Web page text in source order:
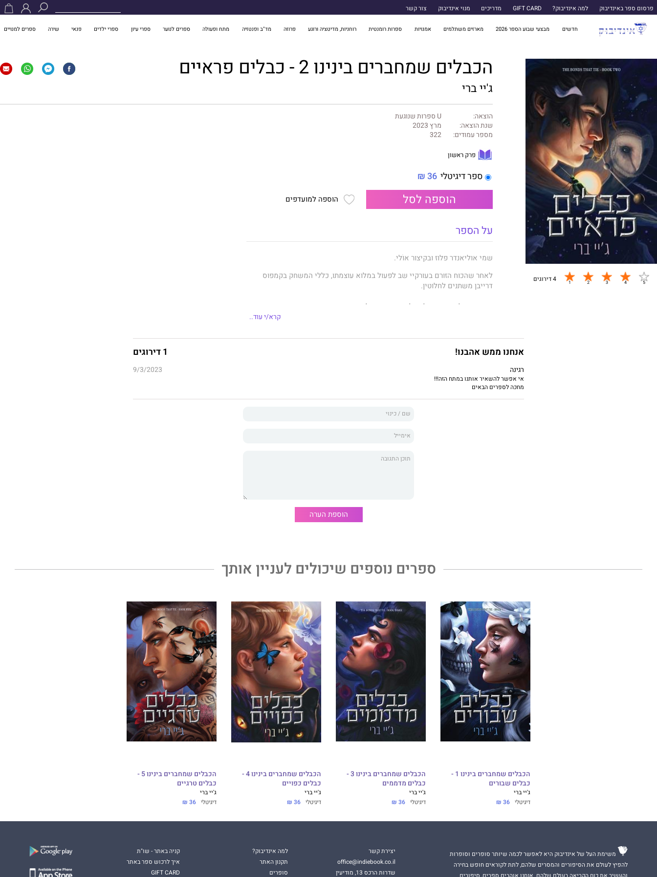
פרסום ספר באינדיבוק למה אינדיבוק? GIFT CARD מדריכים מנוי אינדיבוק צור קשר
חדשים מבצעי שבוע הספר 2026 מארזים משתלמים אמנויות ספרות רומנטית רוחניות, מדיטציה ורוגע פרוזה מד"ב ופנטזיה מתח ופעולה ספרים לנוער ספרי עיון ספרי ילדים פנאי שירה ספרים למנויים
4 דירוגים
הכבלים שמחברים בינינו 2 - כבלים פראיים
ג'יי ברי
הוצאה:
U ספרות שנוגעת
שנת הוצאה:
מרץ 2023
מספר עמודים:
322
פרק ראשון
ספר דיגיטלי 36 ₪
הוספה לסל הוספה למועדפים
על הספר
שמי אוליאנדר פלוז ובקיצור אוֹלי.
לאחר שהכוח הזורם בעורקיי שב לפעול במלוא עוצמתו, כללי המשחק בקמפוס
דרייבן משתנים לחלוטין.
בעקבות גילוי האמת על יכולותיי, אני כבר לא הדחויה חסרת הכוח.
כבר לא הקורבן לבריונות מצד שאר הסטודנטים, וכבר לא הבוגדת שהעזה לברוח
אבל זה לא אומר שאין לי בעיות אחרות… והן חמורות הרבה יותר.
כשהגורל משחק תפקיד בחיי ומאלץ אותי להתחבר יותר ויותר אל הכבולים שלי, אני
נלחמת בשיניים ובציפורניים כדי לרסן את התשוקות ואת היצרים שמשתלטים עליי
נישא להתרחק מהם הולך וגובר.
כוחות ההתנגדות קרובים מאי פעם ואני כבר לא יודעת על מי אוכל לסמוך.
האם אצליח להשתלט על הכוח המיוחד שבתוכי או שמא הוא ישתלט עליי ויכריע
הוא הכרך השני בסדרת הפראנורמלהכבלים שמחברים בינינו
סוחפת את הקוראים להרפתקה מסעירת חושים ויצרים, עם גיבורה
קרא/י עוד..
אנחנו ממש אהבנו! 1 דירוגים
רגינה 9/3/2023
אי אפשר להשאיר אותנו במתח הזה!!!
מחכה לספרים הבאים
הוספת הערה
ספרים נוספים שיכולים לעניין אותך
הכבלים שמחברים בינינו 1 -
כבלים שבורים
ג'יי ברי
דיגיטלי 36 ₪
הכבלים שמחברים בינינו 3 -
כבלים מדממים
ג'יי ברי
דיגיטלי 36 ₪
הכבלים שמחברים בינינו 4 -
כבלים כפויים
ג'יי ברי
דיגיטלי 36 ₪
הכבלים שמחברים בינינו 5 -
כבלים טרגיים
ג'יי ברי
דיגיטלי 36 ₪
משימת העל של אינדיבוק היא לאפשר לכמה שיותר סופרים וסופרות
להפיץ לעולם את הסיפורים והמסרים שלהם, לתת לקוראים חופש בחירה
יצירת קשר
office@indiebook.co.il
שדרות הרכס 13, מודיעין
למה אינדיבוק?
תקנון האתר
סופרים
קניה באתר - שו"ת
איך לרכוש ספר באתר
GIFT CARD